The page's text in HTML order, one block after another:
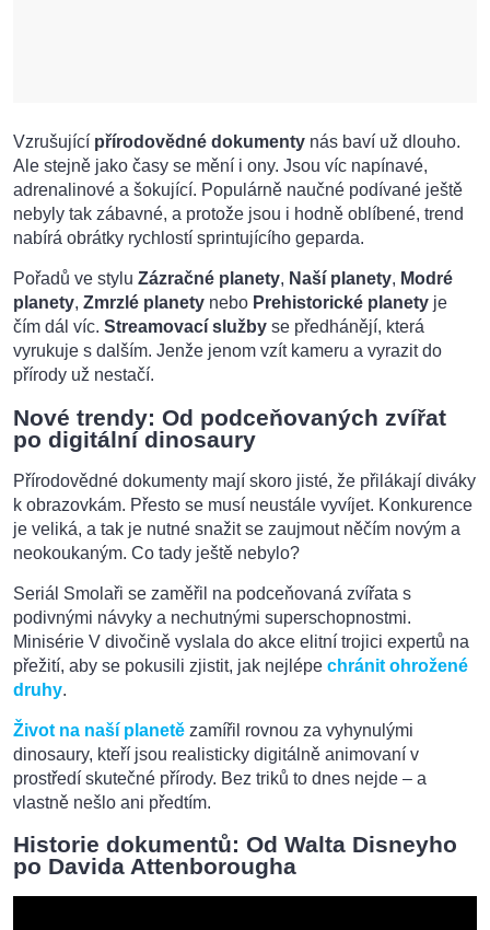
Vzrušující přírodovědné dokumenty nás baví už dlouho.
Ale stejně jako časy se mění i ony. Jsou víc napínavé,
adrenalinové a šokující. Populárně naučné podívané ještě
nebyly tak zábavné, a protože jsou i hodně oblíbené, trend
nabírá obrátky rychlostí sprintujícího geparda.
Pořadů ve stylu Zázračné planety, Naší planety, Modré
planety, Zmrzlé planety nebo Prehistorické planety je
čím dál víc. Streamovací služby se předhánějí, která
vyrukuje s dalším. Jenže jenom vzít kameru a vyrazit do
přírody už nestačí.
Nové trendy: Od podceňovaných zvířat
po digitální dinosaury
Přírodovědné dokumenty mají skoro jisté, že přilákají diváky
k obrazovkám. Přesto se musí neustále vyvíjet. Konkurence
je veliká, a tak je nutné snažit se zaujmout něčím novým a
neokoukaným. Co tady ještě nebylo?
Seriál Smolaři se zaměřil na podceňovaná zvířata s
podivnými návyky a nechutnými superschopnostmi.
Minisérie V divočině vyslala do akce elitní trojici expertů na
přežití, aby se pokusili zjistit, jak nejlépe chránit ohrožené
druhy.
Život na naší planetě zamířil rovnou za vyhynulými
dinosaury, kteří jsou realisticky digitálně animovaní v
prostředí skutečné přírody. Bez triků to dnes nejde – a
vlastně nešlo ani předtím.
Historie dokumentů: Od Walta Disneyho
po Davida Attenborougha